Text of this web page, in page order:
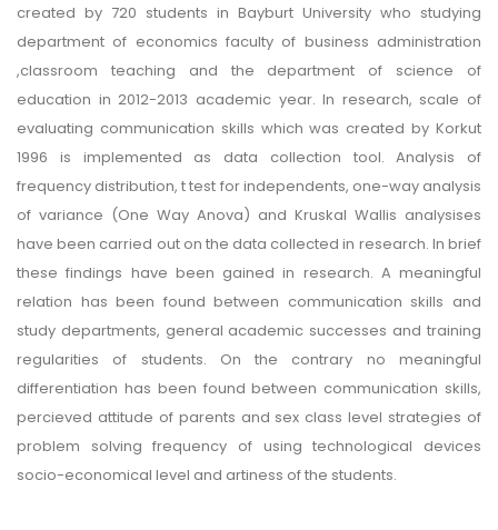
created by 720 students in Bayburt University who studying
department of economics faculty of business administration
,classroom teaching and the department of science of
education in 2012-2013 academic year. In research, scale of
evaluating communication skills which was created by Korkut
1996 is implemented as data collection tool. Analysis of
frequency distribution, t test for independents, one-way analysis
of variance (One Way Anova) and Kruskal Wallis analysises
have been carried out on the data collected in research. In brief
these findings have been gained in research. A meaningful
relation has been found between communication skills and
study departments, general academic successes and training
regularities of students. On the contrary no meaningful
differentiation has been found between communication skills,
percieved attitude of parents and sex class level strategies of
problem solving frequency of using technological devices
socio-economical level and artiness of the students.